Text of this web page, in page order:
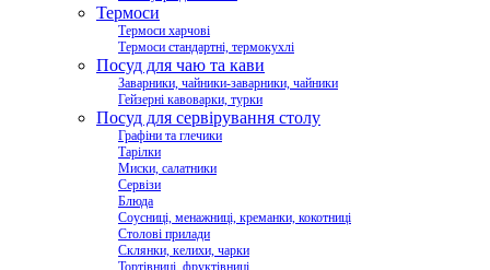
Термоси
Термоси харчові
Термоси стандартні, термокухлі
Посуд для чаю та кави
Заварники, чайники-заварники, чайники
Гейзерні кавоварки, турки
Посуд для сервірування столу
Графіни та глечики
Тарілки
Миски, салатники
Сервізи
Блюда
Соусниці, менажниці, креманки, кокотниці
Столові прилади
Склянки, келихи, чарки
Тортівниці, фруктівниці